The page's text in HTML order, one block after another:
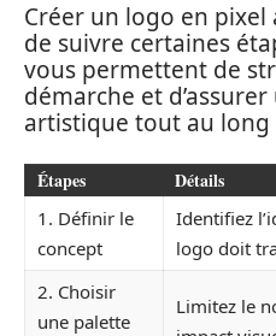
Créer un logo en pixel
de suivre certaines
vous permettent de
démarche et
artistique tout au
Étapes Détails
1. Définir le
concept
Identifiez
logo doit
2. Choisir
une palette
Limitez le